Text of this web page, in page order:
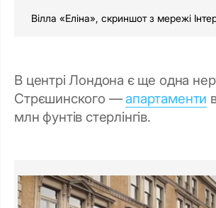
Вілла «Еліна», скриншот з мережі
В центрі Лондона є ще одна
Стрєшинского —апартаменти
млн фунтів стерлінгів.